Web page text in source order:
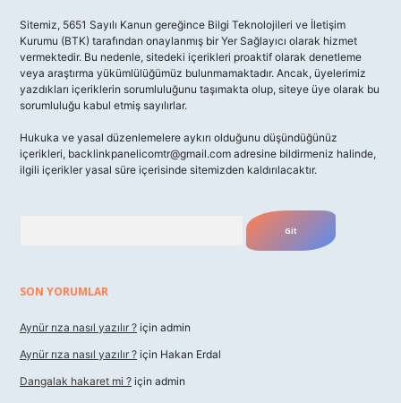
Sitemiz, 5651 Sayılı Kanun gereğince Bilgi Teknolojileri ve İletişim
Kurumu (BTK) tarafından onaylanmış bir Yer Sağlayıcı olarak hizmet
vermektedir. Bu nedenle, sitedeki içerikleri proaktif olarak denetleme
veya araştırma yükümlülüğümüz bulunmamaktadır. Ancak, üyelerimiz
yazdıkları içeriklerin sorumluluğunu taşımakta olup, siteye üye olarak bu
sorumluluğu kabul etmiş sayılırlar.
Hukuka ve yasal düzenlemelere aykırı olduğunu düşündüğünüz
içerikleri, backlinkpanelicomtr@gmail.com adresine bildirmeniz halinde,
ilgili içerikler yasal süre içerisinde sitemizden kaldırılacaktır.
SON YORUMLAR
Aynür rıza nasıl yazılır ? için admin
Aynür rıza nasıl yazılır ? için Hakan Erdal
Dangalak hakaret mi ? için admin